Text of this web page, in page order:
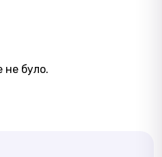
не було.